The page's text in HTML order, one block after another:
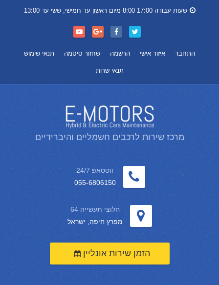
שעות עבודה 8:00-17:00 מיום ראשון עד חמישי, ששי עד 13:00
התחבר איזור אישי הרשמה שחזור סיסמה תנאי שימוש
תנאי שרות
מרכז שירות לרכבים חשמליים והיברידיים
ווטסאפ 24/7
055-6806150
חלוצי תעשייה 64
מפרץ חיפה, ישראל
הזמן שירות אונליין